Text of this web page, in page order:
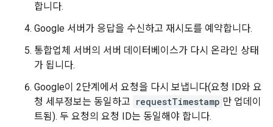
합니다.
Google 서버가 응답을 수신하고 재시도를 예약합니다.
통합업체 서버의 서버 데이터베이스가 다시 온라인 상태
가 됩니다.
Google이 2단계에서 요청을 다시 보냅니다(요청 ID와 요
청 세부정보는 동일하고 requestTimestamp 만 업데이
트됨). 두 요청의 요청 ID는 동일해야 합니다.